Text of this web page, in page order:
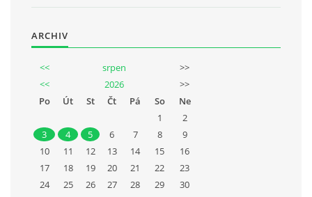
ARCHIV
<< srpen
>>
<<
2026
>>
Po
Út St Čt Pá So
Ne
1
2
3
4 5 6 7 8
9
10
11 12 13 14 15
16
17
18 19 20 21 22
23
24
25 26 27 28 29
30